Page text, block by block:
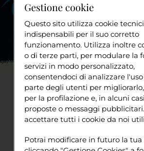
Organigramma
Statuto
Diventa volontario
Sport
Home Progetti Cultura Istanze
(APPROVATA
dal Consiglio
Gestione cookie
Questo sito utilizza cookie tecnici
indispensabili per il suo corretto
funzionamento. Utilizza inoltre
o di terze parti, per modulare la
servizi in modo personalizzato,
consentendoci di analizzare
parte degli utenti per
per la profilazione e, in alcuni
proposte o messaggi
accettare tutti i cookie da noi
compaiono sulle pagine di
Potrai modificare in futuro la tua